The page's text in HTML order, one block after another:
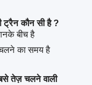
कौन सी है ?
बीच है
का समय है
तेज़ चलने वाली